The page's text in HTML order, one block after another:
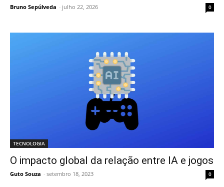
Bruno Sepúlveda - julho 22, 2026 0
TECNOLOGIA
O impacto global da relação entre IA e jogos
Guto Souza - setembro 18, 2023 0